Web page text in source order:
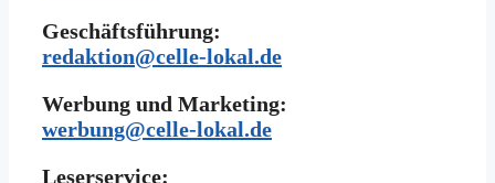
Geschäftsführung:
redaktion@celle-lokal.de
Werbung und Marketing:
werbung@celle-lokal.de
Leserservice: